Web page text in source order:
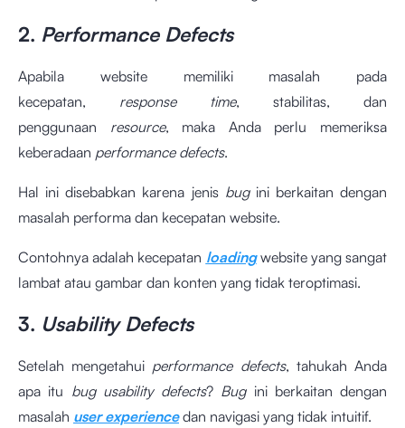
2. Performance Defects
Apabila website memiliki masalah pada
kecepatan, response time, stabilitas, dan
penggunaan resource, maka Anda perlu memeriksa
keberadaan performance defects.
Hal ini disebabkan karena jenis bugini berkaitan dengan
masalah performa dan kecepatan website.
Contohnya adalah kecepatan loading website yang sangat
lambat atau gambar dan konten yang tidak teroptimasi.
3. Usability Defects
Setelah mengetahui performance defects, tahukah Anda
apa itu bug usability defects? Bugini berkaitan dengan
masalah user experiencedan navigasi yang tidak intuitif.